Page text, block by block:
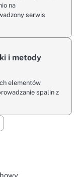
na
serwis
i metody
elementów
spalin z